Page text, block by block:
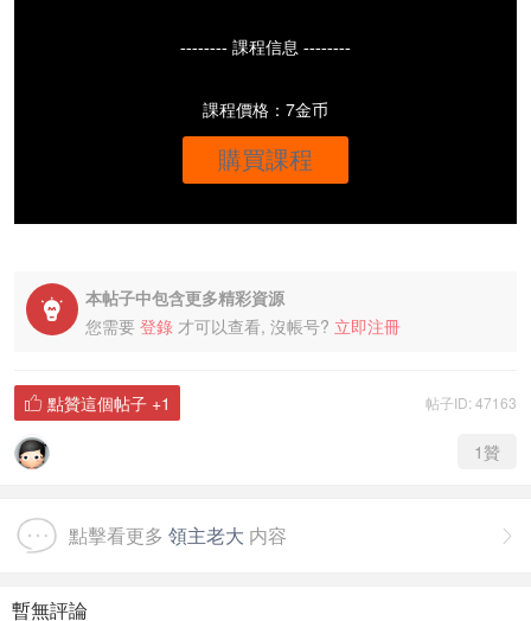
-------- 課程信息 --------
課程價格：7金币
購買課程

本帖子中包含更多精彩資源
您需要 登錄 才可以查看, 沒帳号? 立即注冊
帖子ID: 47163
 點贊這個帖子 +1
1贊

點擊看更多 領主老大 内容
暫無評論